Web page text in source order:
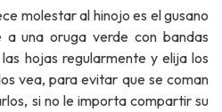
molestar al hinojo es el gusano
una oruga verde con bandas
hojas regularmente y elija los
vea, para evitar que se coman
si no le importa compartir su